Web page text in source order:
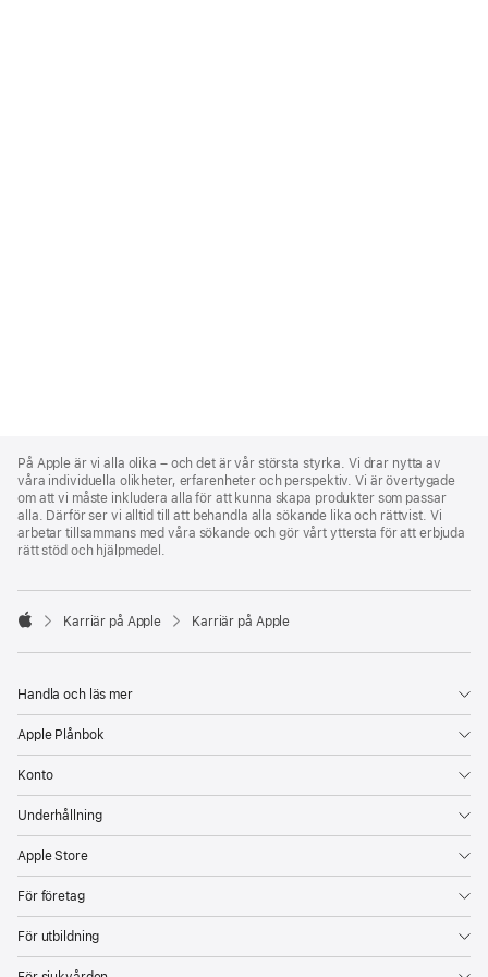
Footer
På Apple är vi alla olika – och det är vår största styrka. Vi drar nytta av
våra individuella olikheter, erfarenheter och perspektiv. Vi är övertygade
om att vi måste inkludera alla för att kunna skapa produkter som passar
alla. Därför ser vi alltid till att behandla alla sökande lika och rättvist. Vi
arbetar tillsammans med våra sökande och gör vårt yttersta för att erbjuda
rätt stöd och hjälpmedel.

Karriär på Apple Karriär på Apple
Handla och läs mer
Apple Plånbok
Konto
Underhållning
Apple Store
För företag
För utbildning